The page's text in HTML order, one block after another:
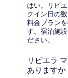
はい。リビ
クイン日の
料金プラン
す。宿泊施
ださい。
リビエラ
ありますか